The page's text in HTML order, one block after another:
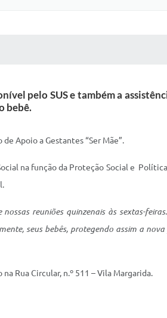
pelo SUS e também a
bebê.
Apoio a Gestantes “Ser Mãe”.
na função da Proteção Social e
reuniões quinzenais às sextas-
seus bebês, protegendo assim a
Rua Circular, n.º 511 – Vila Margarida.